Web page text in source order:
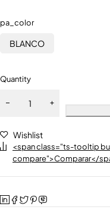
pa_color
BLANCO
Quantity
Wishlist
<span class="ts-tooltip
compare">Comparar</